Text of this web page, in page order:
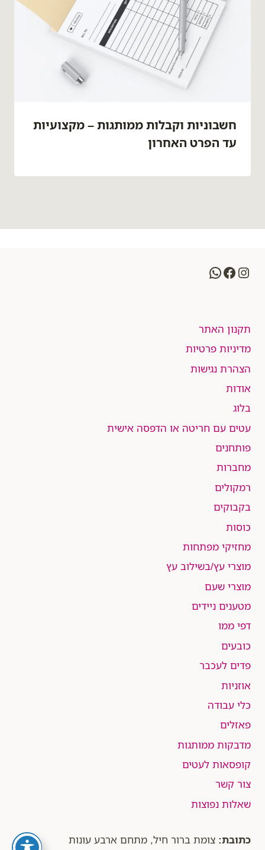
חשבוניות וקבלות ממותגות – מקצועיות
עד הפרט האחרון
Instagram
Facebook
WhatsApp
תקנון האתר
מדיניות פרטיות
הצהרת נגישות
אודות
בלוג
עטים עם חריטה או הדפסה אישית
פותחנים
מחברות
רמקולים
בקבוקים
כוסות
מחזיקי מפתחות
מוצרי עץ/בשילוב עץ
מוצרי שעם
מטענים ניידים
דפי ממו
כובעים
פדים לעכבר
אוזניות
כלי עבודה
פאזלים
מדבקות ממותגות
קופסאות לעטים
צור קשר
שאלות נפוצות
כתובת: צומת ברור חיל, מתחם ארבע עונות